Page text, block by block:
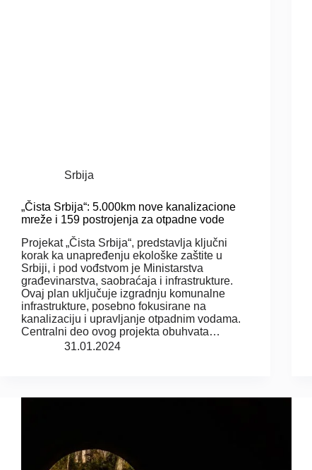
Srbija
„Čista Srbija“: 5.000km nove kanalizacione
mreže i 159 postrojenja za otpadne vode
Projekat „Čista Srbija“, predstavlja ključni
korak ka unapređenju ekološke zaštite u
Srbiji, i pod vođstvom je Ministarstva
građevinarstva, saobraćaja i infrastrukture.
Ovaj plan uključuje izgradnju komunalne
infrastrukture, posebno fokusirane na
kanalizaciju i upravljanje otpadnim vodama.
Centralni deo ovog projekta obuhvata…
31.01.2024